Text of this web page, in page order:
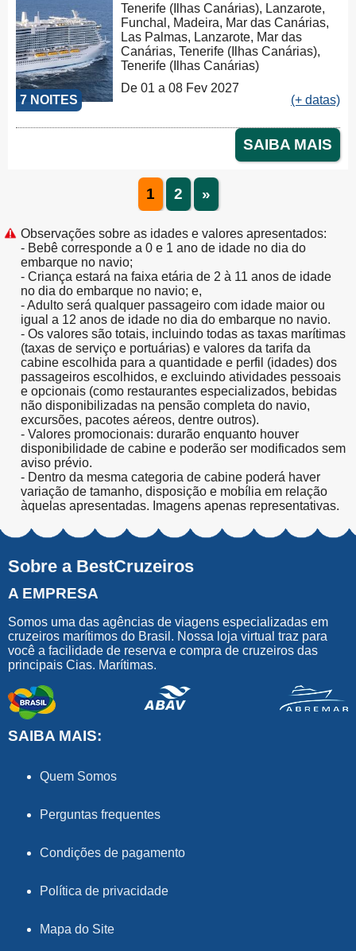
7 NOITES
Tenerife (Ilhas Canárias), Lanzarote,
Funchal, Madeira, Mar das Canárias,
Las Palmas, Lanzarote, Mar das
Canárias, Tenerife (Ilhas Canárias),
Tenerife (Ilhas Canárias)
De 01 a 08 Fev 2027
(+ datas)
SAIBA MAIS
1 2 »
Observações sobre as idades e valores apresentados:
- Bebê corresponde a 0 e 1 ano de idade no dia do
embarque no navio;
- Criança estará na faixa etária de 2 à 11 anos de idade
no dia do embarque no navio; e,
- Adulto será qualquer passageiro com idade maior ou
igual a 12 anos de idade no dia do embarque no navio.
- Os valores são totais, incluindo todas as taxas marítimas
(taxas de serviço e portuárias) e valores da tarifa da
cabine escolhida para a quantidade e perfil (idades) dos
passageiros escolhidos, e excluindo atividades pessoais
e opcionais (como restaurantes especializados, bebidas
não disponibilizadas na pensão completa do navio,
excursões, pacotes aéreos, dentre outros).
- Valores promocionais: durarão enquanto houver
disponibilidade de cabine e poderão ser modificados sem
aviso prévio.
- Dentro da mesma categoria de cabine poderá haver
variação de tamanho, disposição e mobília em relação
àquelas apresentadas. Imagens apenas representativas.
Sobre a BestCruzeiros
A EMPRESA
Somos uma das agências de viagens especializadas em
cruzeiros marítimos do Brasil. Nossa loja virtual traz para
você a facilidade de reserva e compra de cruzeiros das
principais Cias. Marítimas.
SAIBA MAIS:
Quem Somos
Perguntas frequentes
Condições de pagamento
Política de privacidade
Mapa do Site